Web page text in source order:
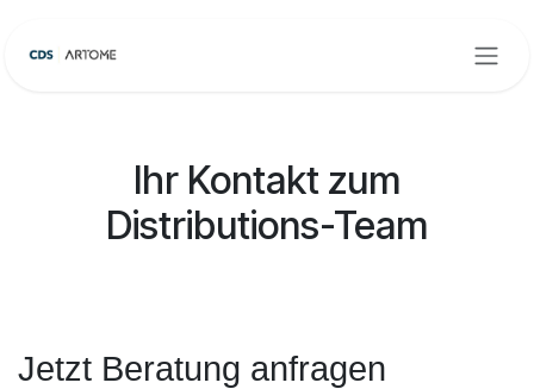
Ihr Kontakt zum
Distributions-Team
Jetzt Beratung anfragen